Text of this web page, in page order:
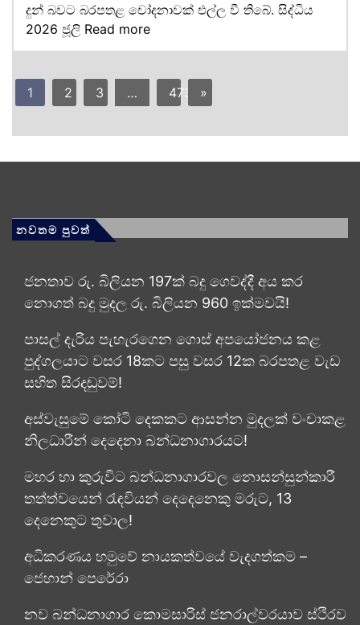
දුන් බවට බරපතළ චෝදනාවක් එල්ල වී තිබේ. සිද්ධිය
2026 ජූලි Read more
1 2 3 … 473 »
නවතම පුවත්
ජනතාව රු. බිලියන 197ක් බදු ගෙවද්දී අය කර
නොගත් බදු මුදල රු. බිලියන 960 ඉක්මවයි!
පාසල් දැරිය පැහැරගෙන ගොස් අපයෝජනය කළ
පුද්ගලයාට වසර 18කට පසු වසර 12ක බරපතළ වැඩ
සහිත සිරදඬුවම්!
අස්වැසුමේ කෝටි දෙකකට ආසන්න මුදලක් වංචාකළ
නිලධාරීන් දෙදෙනා බන්ධනාගාරයට!
මහර හා කුරුවිට බන්ධනාගාරවල නොසන්සුන්කාරී
තත්ත්වයෙන් රැඳවියන් දෙදෙනෙකු මරුට, 13
දෙනෙකුට තුවාල!
අධිකරණය හමුවේ නායකත්වයේ වැදගත්කම –
ජෙහාන් පෙරේරා
නව බන්ධනාගාර කොමසාරිස් ජනරාල්වරයාව ස්ථිරව